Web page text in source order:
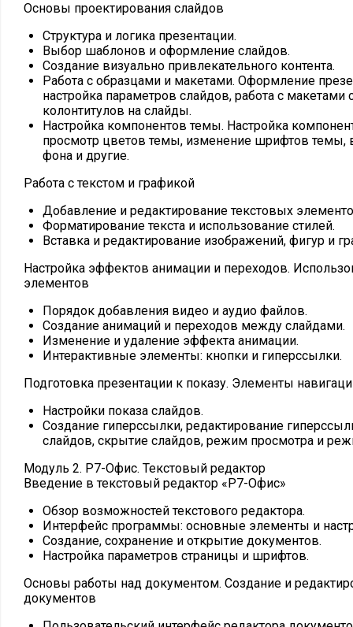
Основы проектирования слайдов
Структура и логика презентации.
Выбор шаблонов и оформление слайдов.
Создание визуально привлекательного контента.
Работа с образцами и макетами. Оформление
настройка параметров слайдов, работа с макетами
колонтитулов на слайды.
Настройка компонентов темы. Настройка
просмотр цветов темы, изменение шрифтов темы,
фона и другие.
Работа с текстом и графикой
Добавление и редактирование текстовых
Форматирование текста и использование стилей.
Вставка и редактирование изображений, фигур и
Настройка эффектов анимации и переходов.
элементов
Порядок добавления видео и аудио файлов.
Создание анимаций и переходов между слайдами.
Изменение и удаление эффекта анимации.
Интерактивные элементы: кнопки и гиперссылки.
Подготовка презентации к показу. Элементы
Настройки показа слайдов.
Создание гиперссылки, редактирование
слайдов, скрытие слайдов, режим просмотра и
Модуль 2. Р7-Офис. Текстовый редактор
Введение в текстовый редактор «Р7-Офис»
Обзор возможностей текстового редактора.
Интерфейс программы: основные элементы и
Создание, сохранение и открытие документов.
Настройка параметров страницы и шрифтов.
Основы работы над документом. Создание и
документов